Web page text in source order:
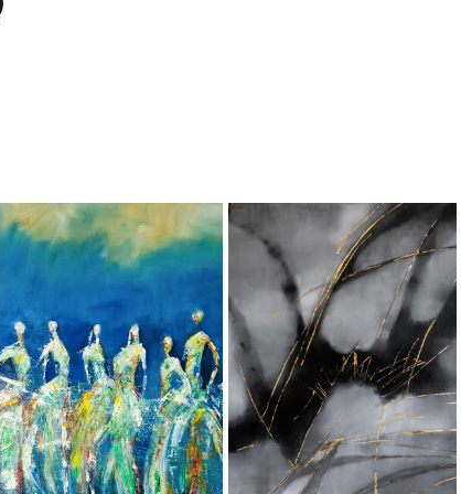
EGIPCJANKI ZŁOTE TRAWY